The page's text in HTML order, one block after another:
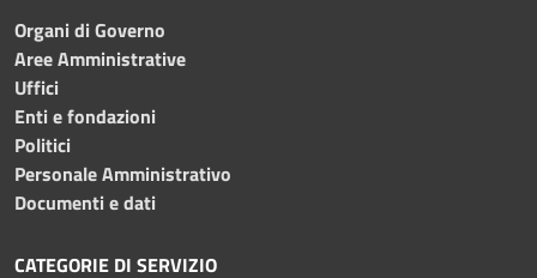
Organi di Governo
Aree Amministrative
Uffici
Enti e fondazioni
Politici
Personale Amministrativo
Documenti e dati
CATEGORIE DI SERVIZIO